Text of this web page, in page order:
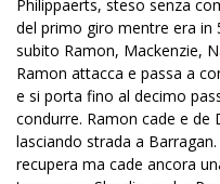
Philippaerts, steso senza
del primo giro mentre era in
subito Ramon, Mackenzie,
Ramon attacca e passa a
e si porta fino al decimo
condurre. Ramon cade e de
lasciando strada a
recupera ma cade ancora